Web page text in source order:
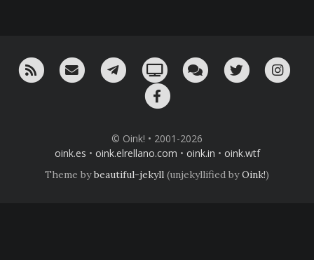
RSS ¡Mándame un email!¡Nuestro canal en Telegram!
Oink! TV Charla con nosotros
Twitter
© Oink! • 2001-2026
oink.es • oink.elrellano.com • oink.in • oink.wtf
Theme bybeautiful-jekyll (unjekyllified byOink!)